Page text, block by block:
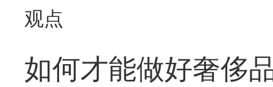
观点
如何才能做好奢侈